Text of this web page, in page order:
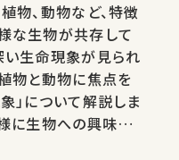
物、動物など、特徴
な生物が共存して
い生命現象が見られ
物と動物に焦点を
」について解説しま
に生物への興味を